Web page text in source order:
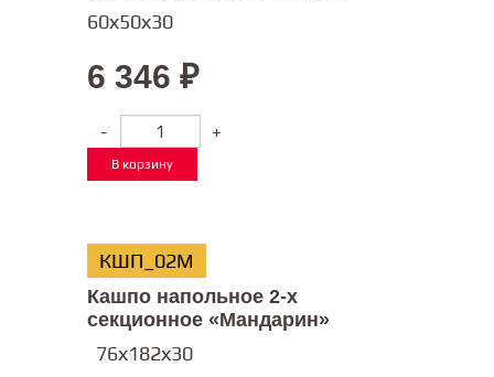
60х50х30
6 346 ₽
- +
В корзину
КШП_02М
Кашпо напольное 2-х
секционное «Мандарин»
76х182х30